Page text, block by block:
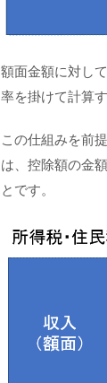
額面金額に対し
率を掛けて計算
この仕組みを前
は、控除額の金
とです。